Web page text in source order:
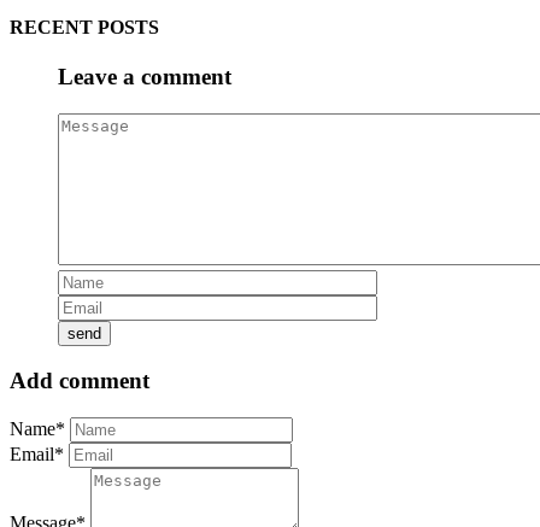
RECENT POSTS
Leave a comment
Add comment
Name*
Email*